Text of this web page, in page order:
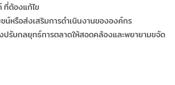
ที่ต้องแก้ไข
น์หรือส่งเสริมการดำเนินงานขององค์กร
รับกลยุทธ์การตลาดให้สอดคล้องและพยายามขจัด